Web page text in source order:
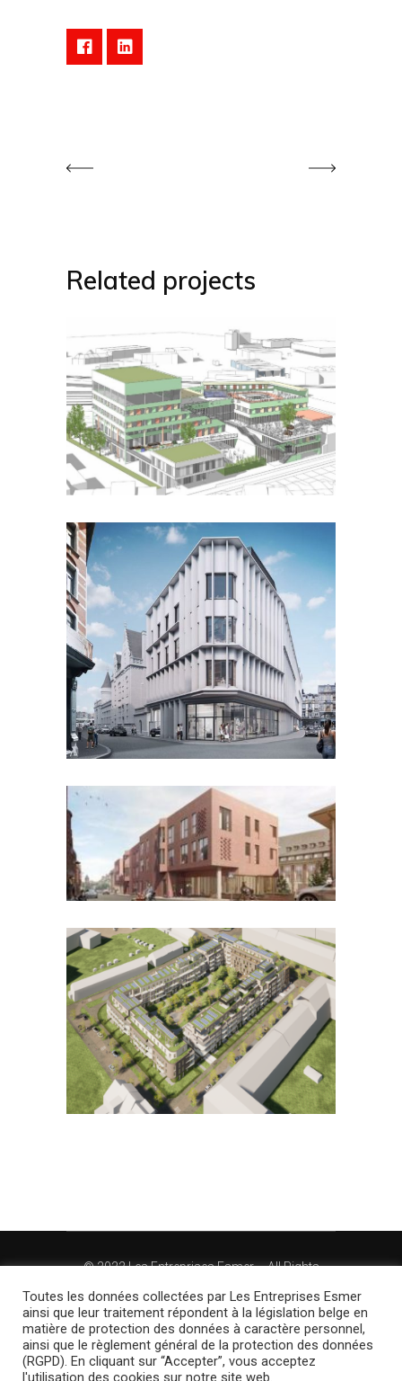
Related projects
©2022 Les Entreprises Esmer – All Rights
Reserved – Website by Shaheen Digital Agency
Conditions Générales d’Utilisation (CGU)
Toutes les données collectées par Les Entreprises Esmer
ainsi que leur traitement répondent à la législation belge en
matière de protection des données à caractère personnel,
ainsi que le règlement général de la protection des données
(RGPD). En cliquant sur “Accepter”, vous acceptez
l'utilisation des cookies sur notre site web.